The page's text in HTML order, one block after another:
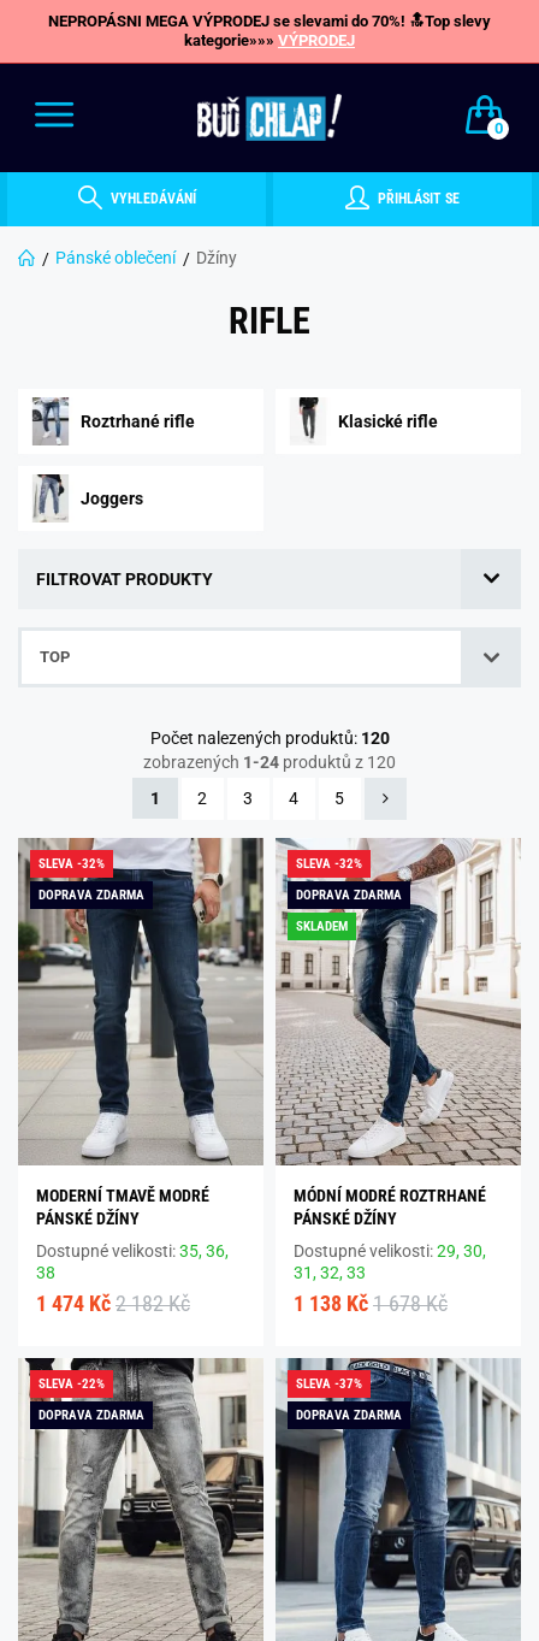
NEPROPÁSNI MEGA VÝPRODEJ se slevami do 70%! 🔝Top slevy
kategorie»»» VÝPRODEJ
0
VYHLEDÁVÁNÍ PŘIHLÁSIT SE
Pánské oblečení Džíny
RIFLE
Roztrhané rifle Klasické rifle
Joggers
FILTROVAT PRODUKTY
TOP
Počet nalezených produktů: 120
zobrazených 1-24produktů z 120
1
2 3 4 5
SLEVA -32%
DOPRAVA ZDARMA
MODERNÍ TMAVĚ MODRÉ
PÁNSKÉ DŽÍNY
Dostupné velikosti:35,36,
38
1 474 Kč 2 182 Kč
SLEVA -32%
DOPRAVA ZDARMA
SKLADEM
MÓDNÍ MODRÉ ROZTRHANÉ
PÁNSKÉ DŽÍNY
Dostupné velikosti:29,30,
31,32,33
1 138 Kč 1 678 Kč
SLEVA -22%
DOPRAVA ZDARMA
SLEVA -37%
DOPRAVA ZDARMA